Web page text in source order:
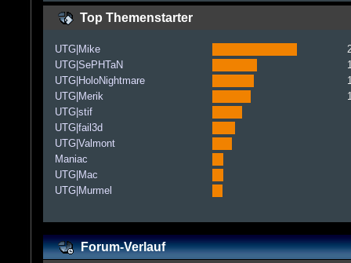
Top Themenstarter
UTG|Mike
UTG|SePHTaN
UTG|HoloNightmare
UTG|Merik
UTG|stif
UTG|fail3d
UTG|Valmont
Maniac
UTG|Mac
UTG|Murmel
Forum-Verlauf